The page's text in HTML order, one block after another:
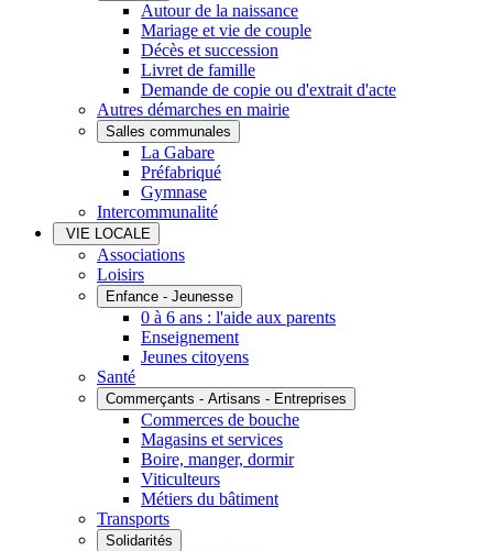
Autour de la naissance
Mariage et vie de couple
Décès et succession
Livret de famille
Demande de copie ou d'extrait d'acte
Autres démarches en mairie
Salles communales
La Gabare
Préfabriqué
Gymnase
Intercommunalité
VIE LOCALE
Associations
Loisirs
Enfance - Jeunesse
0 à 6 ans : l'aide aux parents
Enseignement
Jeunes citoyens
Santé
Commerçants - Artisans - Entreprises
Commerces de bouche
Magasins et services
Boire, manger, dormir
Viticulteurs
Métiers du bâtiment
Transports
Solidarités